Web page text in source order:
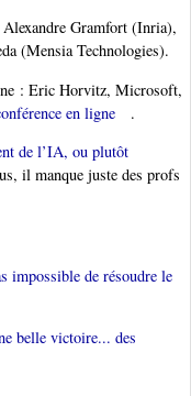
Alexandre Gramfort (Inria),
(Mensia Technologies).
: Eric Horvitz, Microsoft,
en ligne .
de l’IA, ou plutôt
il manque juste des profs
impossible de résoudre le
belle victoire... des